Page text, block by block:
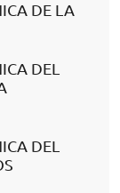
DE LA
DEL
DEL